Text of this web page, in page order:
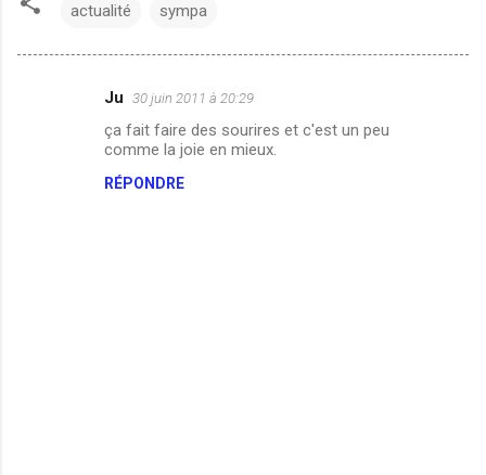
actualité sympa
Ju 30 juin 2011 à 20:29
ça fait faire des sourires et c'est un peu
comme la joie en mieux.
RÉPONDRE